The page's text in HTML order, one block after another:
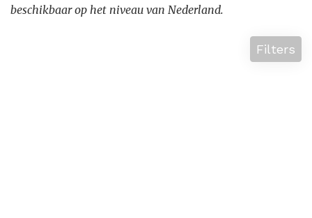
beschikbaar op het niveau van Nederland.
Filters